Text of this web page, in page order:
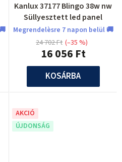
Kanlux 37177 Blingo 38w nw
Süllyesztett led panel
Megrendelèsre 7 napon belül 🚚
16 056 Ft
24 702 Ft (–35 %)
KOSÁRBA
AKCIÓ
ÚJDONSÁG